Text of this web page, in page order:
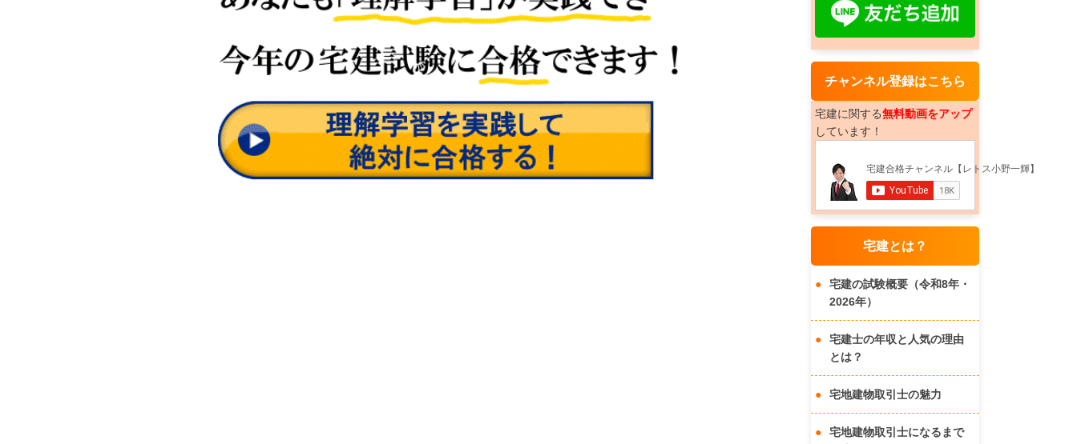
チャンネル登録はこちら
宅建に関する無料動画をアップ
しています！
宅建とは？
宅建の試験概要（令和8年・
2026年）
宅建士の年収と人気の理由
とは？
宅地建物取引士の魅力
宅地建物取引士になるまで